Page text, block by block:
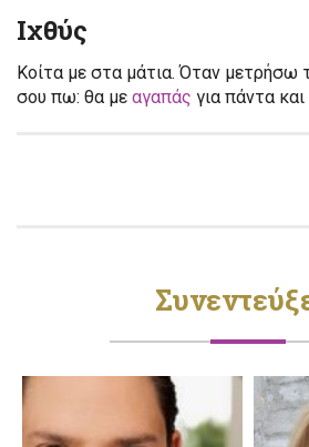
Ιχθύς
Κοίτα με στα μάτια. Όταν μετρήσω
σου πω: θα με αγαπάς για πάντα